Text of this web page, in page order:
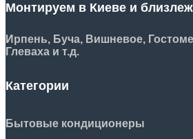
Монтируем в Киеве и
Ирпень, Буча, Вишневое,
Глеваха и т.д.
Категории
Бытовые кондиционеры